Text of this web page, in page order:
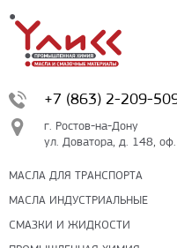
+7 (863) 2-209-
г. Ростов-на-Дону
ул. Доватора, д. 148,
МАСЛА ДЛЯ ТРАНСПОРТА
МАСЛА ИНДУСТРИАЛЬНЫЕ
СМАЗКИ И ЖИДКОСТИ